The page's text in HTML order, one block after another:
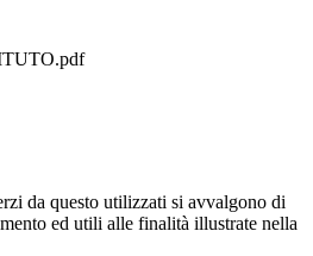
da questo utilizzati si avvalgono di
ed utili alle finalità illustrate nella